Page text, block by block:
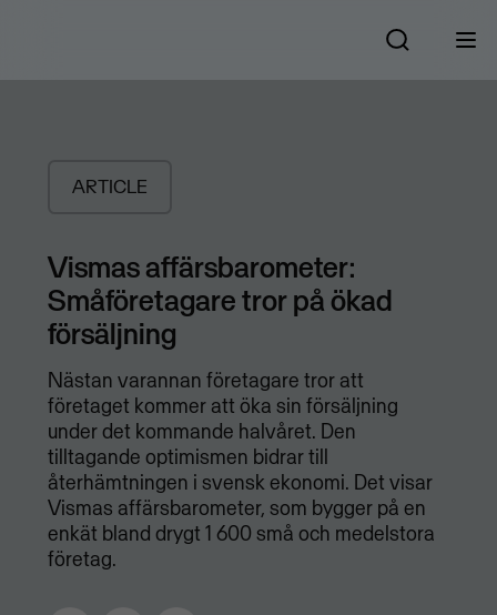
ARTICLE
Vismas affärsbarometer:
Småföretagare tror på ökad
försäljning
Nästan varannan företagare tror att
företaget kommer att öka sin försäljning
under det kommande halvåret. Den
tilltagande optimismen bidrar till
återhämtningen i svensk ekonomi. Det visar
Vismas affärsbarometer, som bygger på en
enkät bland drygt 1 600 små och medelstora
företag.